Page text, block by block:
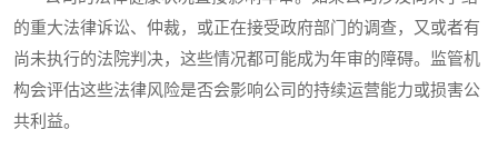
的重大法律诉讼、仲裁，或正在接受政府部门的调查，又或者有
尚未执行的法院判决，这些情况都可能成为年审的障碍。监管机
构会评估这些法律风险是否会影响公司的持续运营能力或损害公
共利益。